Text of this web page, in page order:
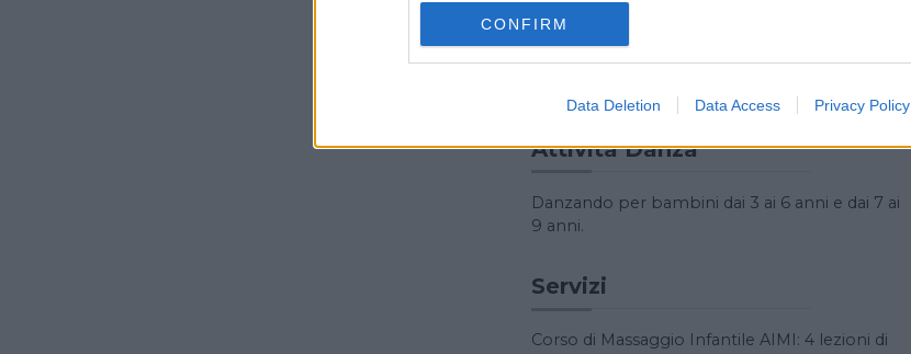
CONFIRM
Data Deletion Data Access Privacy Policy
Giocoginnastica
Psicomotricità musicale per bambini dai 3 ai 6
Attività Danza
Danzando per bambini dai 3 ai 6 anni e dai 7 ai
9 anni.
Servizi
Corso di Massaggio Infantile AIMI: 4 lezioni di